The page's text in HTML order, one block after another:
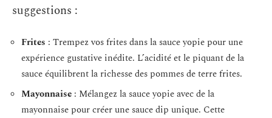
suggestions :
Frites : Trempez vos frites dans la sauce yopie pour une
expérience gustative inédite. L’acidité et le piquant de la
sauce équilibrent la richesse des pommes de terre frites.
Mayonnaise : Mélangez la sauce yopie avec de la
mayonnaise pour créer une sauce dip unique. Cette